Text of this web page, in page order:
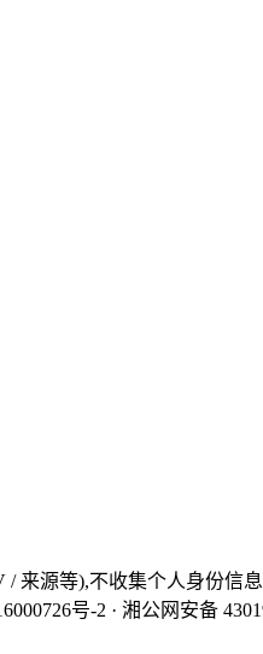
/ 来源等),不收集个人身份信息
号-2 · 湘公网安备